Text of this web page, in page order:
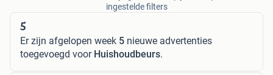
ingestelde filters
5
Er zijn afgelopen week 5 nieuwe advertenties
toegevoegd voor Huishoudbeurs.